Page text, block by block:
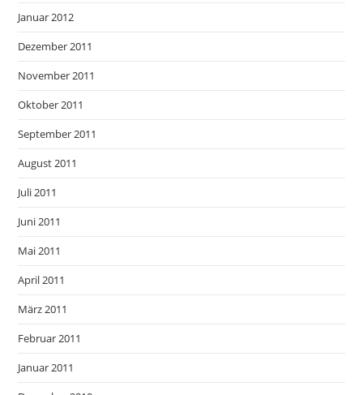
Januar 2012
Dezember 2011
November 2011
Oktober 2011
September 2011
August 2011
Juli 2011
Juni 2011
Mai 2011
April 2011
März 2011
Februar 2011
Januar 2011